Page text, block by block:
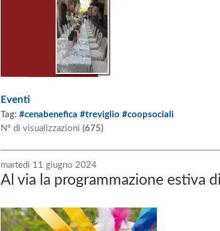
Eventi
Tag: #cenabenefica #treviglio #coopsociali
N° di visualizzazioni (675)
martedì 11 giugno 2024
Al via la programmazione estiva